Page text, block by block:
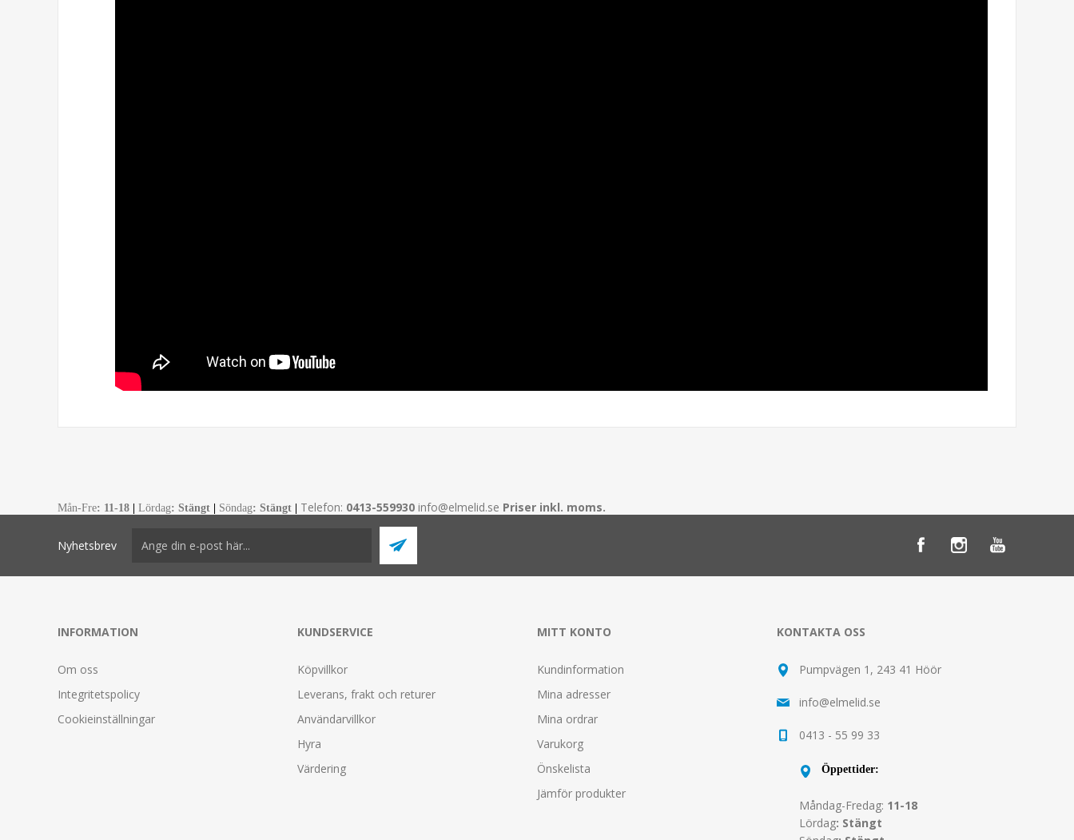
Mån-Fre: 11-18 Lördag: Stängt Söndag: Stängt Telefon: 0413-559930 info@elmelid.se Priser inkl. moms.
Nyhetsbrev
INFORMATION
Om oss
Integritetspolicy
Cookieinställningar
KUNDSERVICE
Köpvillkor
Leverans, frakt och returer
Användarvillkor
Hyra
Värdering
MITT KONTO
Kundinformation
Mina adresser
Mina ordrar
Varukorg
Önskelista
Jämför produkter
KONTAKTA OSS
Pumpvägen 1, 243 41 Höör
info@elmelid.se
0413 - 55 99 33
Öppettider:
Måndag-Fredag: 11-18
Lördag: Stängt